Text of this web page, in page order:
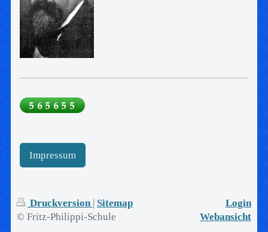
Impressum
Druckversion Sitemap
© Fritz-Philippi-Schule
Login
Webansicht